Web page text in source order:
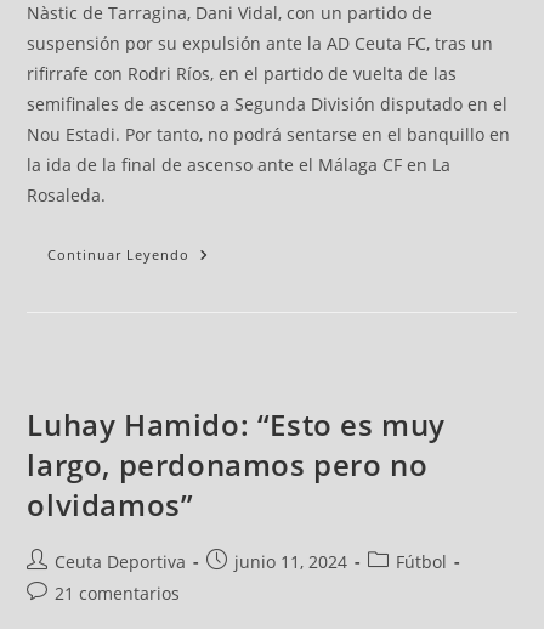
Nàstic de Tarragina, Dani Vidal, con un partido de
suspensión por su expulsión ante la AD Ceuta FC, tras un
rifirrafe con Rodri Ríos, en el partido de vuelta de las
semifinales de ascenso a Segunda División disputado en el
Nou Estadi. Por tanto, no podrá sentarse en el banquillo en
la ida de la final de ascenso ante el Málaga CF en La
Rosaleda.
Continuar Leyendo
Luhay Hamido: “Esto es muy
largo, perdonamos pero no
olvidamos”
Ceuta Deportiva junio 11, 2024
Fútbol
21 comentarios